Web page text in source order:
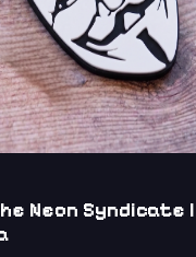
Neon Syndicate